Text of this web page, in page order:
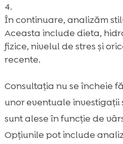
În continuare, analizăm
Aceasta include dieta,
fizice, nivelul de stres și
recente.
Consultația nu se încheie
unor eventuale investigații
sunt alese în funcție de
Opțiunile pot include